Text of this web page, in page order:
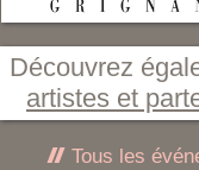
Découvrez
artistes et
Tous les